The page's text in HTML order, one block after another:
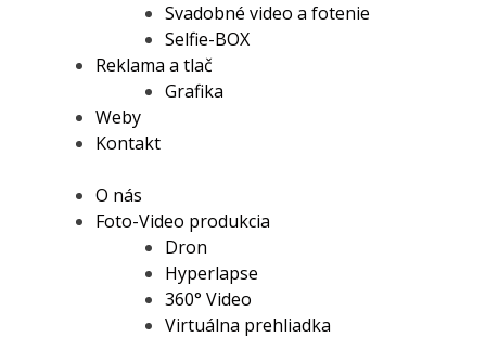
Svadobné video a fotenie
Selfie-BOX
Reklama a tlač
Grafika
Weby
Kontakt
O nás
Foto-Video produkcia
Dron
Hyperlapse
360° Video
Virtuálna prehliadka